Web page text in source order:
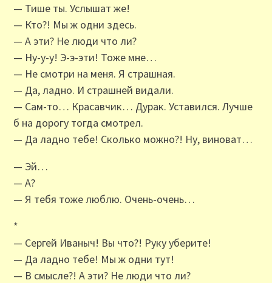
— Тише ты. Услышат же!
— Кто?! Мы ж одни здесь.
— А эти? Не люди что ли?
— Ну-у-у! Э-э-эти! Тоже мне…
— Не смотри на меня. Я страшная.
— Да, ладно. И страшней видали.
— Сам-то… Красавчик… Дурак. Уставился. Лучше
б на дорогу тогда смотрел.
— Да ладно тебе! Сколько можно?! Ну, виноват…
— Эй…
— А?
— Я тебя тоже люблю. Очень-очень…
*
— Сергей Иваныч! Вы что?! Руку уберите!
— Да ладно тебе! Мы ж одни тут!
— В смысле?! А эти? Не люди что ли?